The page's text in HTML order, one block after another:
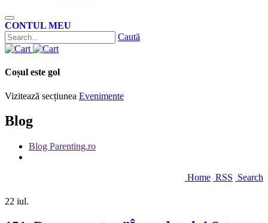
CONTUL MEU
Caută
Coșul este gol
Vizitează secțiunea Evenimente
Blog
Blog Parenting.ro
Home RSS Search
22 iul.